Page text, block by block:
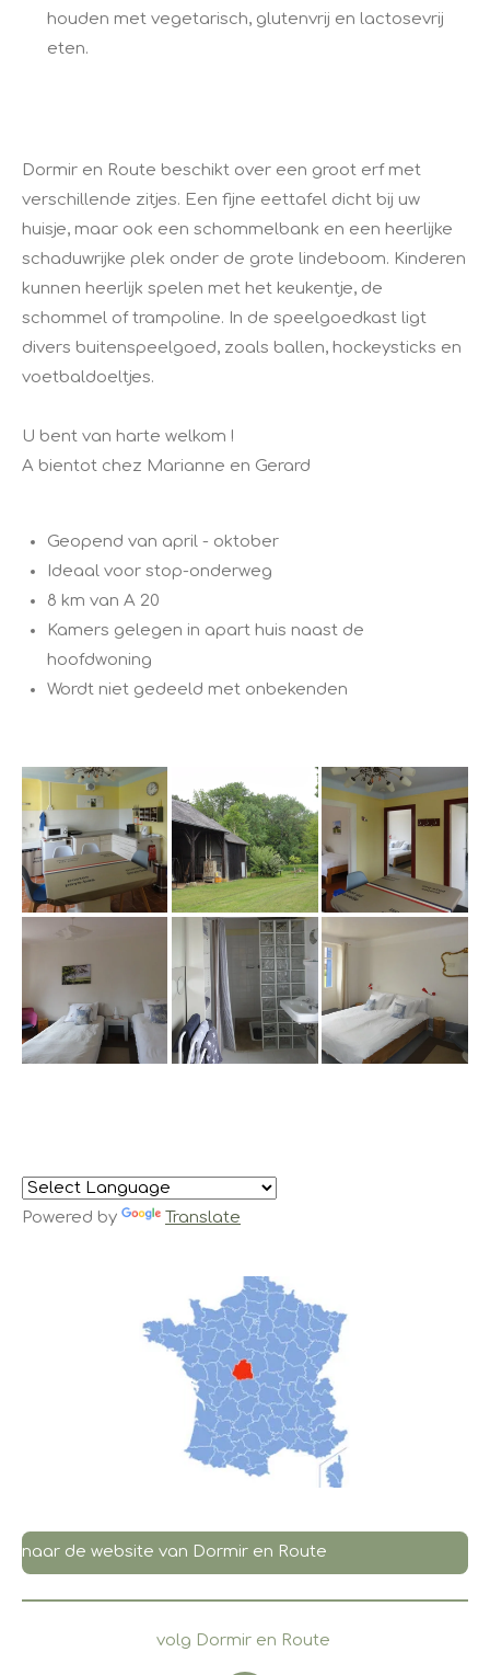
houden met vegetarisch, glutenvrij en lactosevrij
eten.
Dormir en Route beschikt over een groot erf met
verschillende zitjes. Een fijne eettafel dicht bij uw
huisje, maar ook een schommelbank en een heerlijke
schaduwrijke plek onder de grote lindeboom. Kinderen
kunnen heerlijk spelen met het keukentje, de
schommel of trampoline. In de speelgoedkast ligt
divers buitenspeelgoed, zoals ballen, hockeysticks en
voetbaldoeltjes.
U bent van harte welkom !
A bientot chez Marianne en Gerard
Geopend van april - oktober
Ideaal voor stop-onderweg
8 km van A 20
Kamers gelegen in apart huis naast de
hoofdwoning
Wordt niet gedeeld met onbekenden
Powered by Translate
naar de website van Dormir en Route
volg Dormir en Route